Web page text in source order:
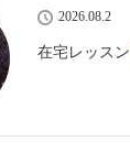
2026.08.2
在宅レッスン